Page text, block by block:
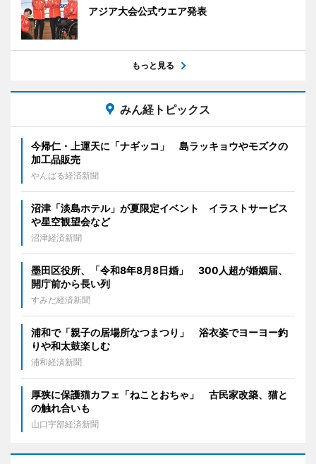
アジア大会公式ウエア発表
もっと見る
みん経トピックス
今帰仁・上運天に「ナギッコ」 島ラッキョウやモズクの
加工品販売
やんばる経済新聞
沼津「淡島ホテル」が夏限定イベント イラストサービス
や星空観望会など
沼津経済新聞
墨田区役所、「令和8年8月8日婚」 300人超が婚姻届、
開庁前から長い列
すみだ経済新聞
浦和で「親子の居場所なつまつり」 浴衣姿でヨーヨー釣
りや和太鼓楽しむ
浦和経済新聞
厚狭に保護猫カフェ「ねことおちゃ」 古民家改築、猫と
の触れ合いも
山口宇部経済新聞